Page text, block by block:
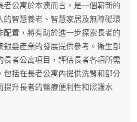
公寓於本澳而言，是一個嶄新的
的智慧養老、智慧家居及無障礙環
配置，將有助於進一步探索長者的
銀髮產業的發展提供參考。衛生部
長者公寓項目，評估長者各項所需
包括在長者公寓內提供洗腎和部分
提升長者的醫療便利性和照護水